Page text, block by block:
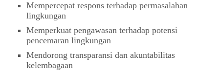
Mempercepat respons terhadap permasalahan
lingkungan
Memperkuat pengawasan terhadap potensi
pencemaran lingkungan
Mendorong transparansi dan akuntabilitas
kelembagaan